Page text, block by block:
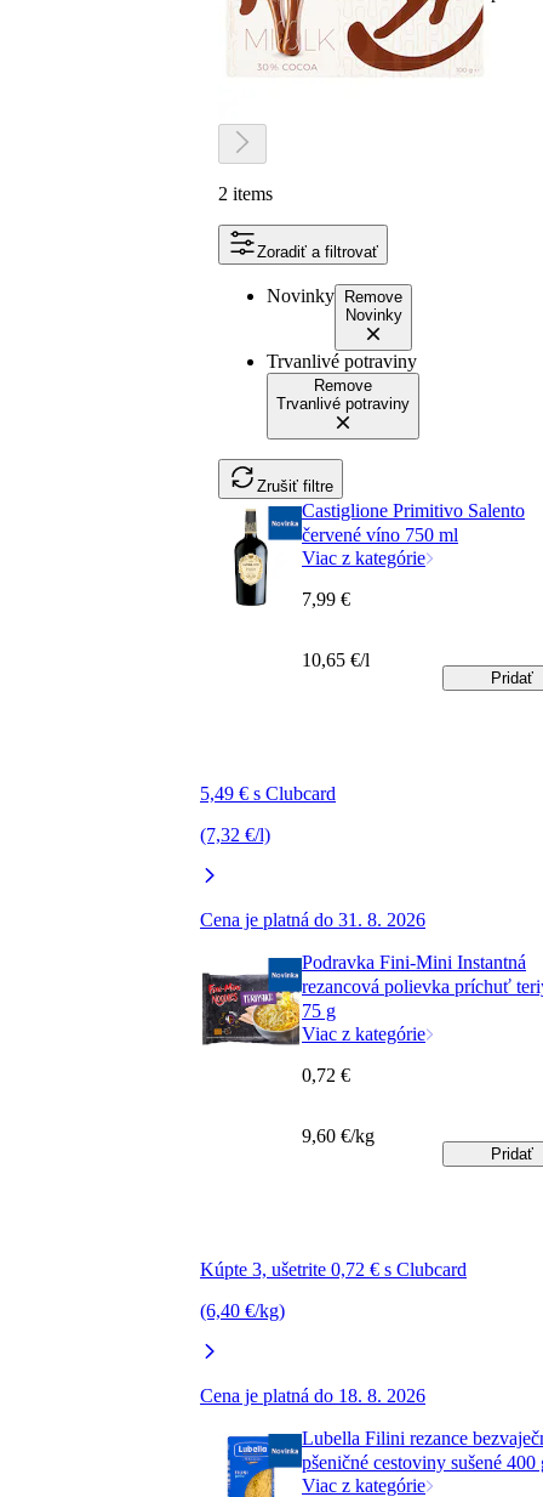
2 items
Zoradiť a filtrovať
Novinky Remove
Novinky
Trvanlivé potraviny
Remove
Trvanlivé potraviny
Zrušiť filtre
Castiglione Primitivo Salento
červené víno 750 ml
Viac z kategórie
5,49 € s Clubcard
(7,32 €/l)
Cena je platná do 31. 8. 2026
7,99 €
10,65 €/l
Pridať
Podravka Fini-Mini Instantná
rezancová polievka príchuť
75 g
Viac z kategórie
Kúpte 3, ušetrite 0,72 € s Clubcard
(6,40 €/kg)
Cena je platná do 18. 8. 2026
0,72 €
9,60 €/kg
Pridať
Lubella Filini rezance
pšeničné cestoviny sušené 400
Viac z kategórie